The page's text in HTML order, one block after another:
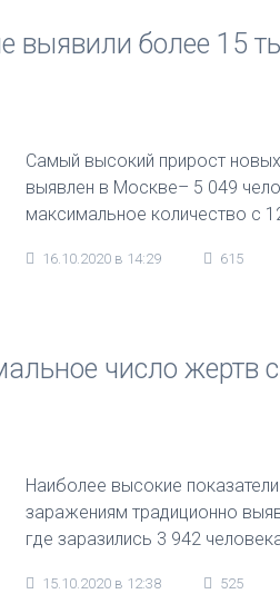
выявили более 15
Самый высокий прирост
выявлен в Москве– 5 049
максимальное количество с
16.10.2020 в 14:29 615
число жертв
Наиболее высокие
заражениям традиционно
где заразились 3 942
15.10.2020 в 12:38 525